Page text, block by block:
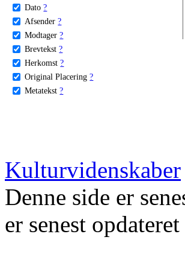
Dato ?
Afsender ?
Modtager ?
Brevtekst ?
Herkomst ?
Original Placering ?
Metatekst ?
Kulturvidenskaber
Denne side er
er senest